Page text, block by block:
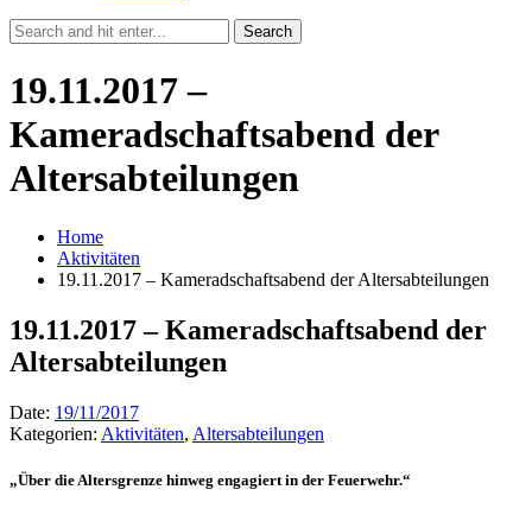
19.11.2017 –
Kameradschaftsabend der
Altersabteilungen
Home
Aktivitäten
19.11.2017 – Kameradschaftsabend der Altersabteilungen
19.11.2017 – Kameradschaftsabend der
Altersabteilungen
Date: 19/11/2017
Kategorien: Aktivitäten, Altersabteilungen
„Über die Altersgrenze hinweg engagiert in der Feuerwehr.“